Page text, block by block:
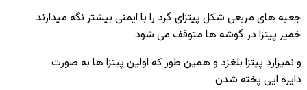
جعبه های مربعی شکل پیتزای گرد را با ایمنی بیشتر نگه میدارند
خمیر پیتزا در گوشه ها متوقف می شود
و نمیزارد پیتزا بلغزد و همین طور که اولین پیتزا ها به صورت
دایره ایی پخته شدن